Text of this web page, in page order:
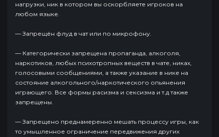
нагрузки, ник в котором вы оскорбляете игроков на
любом языке.
— Запрещён флуд в чат или по микрофону.
— Категорически запрещена пропаганда, алкоголя,
наркотиков, любых психотропных веществ в чате, никах,
голосовыми сообщениями, а также указание в нике на
состояние алкогольного/наркотического опьянения
играющего. Все формы расизма и сексизма и т.д также
запрещены.
— Запрещено преднамеренно мешать процессу игры, как
то умышленное ограничение передвижения других